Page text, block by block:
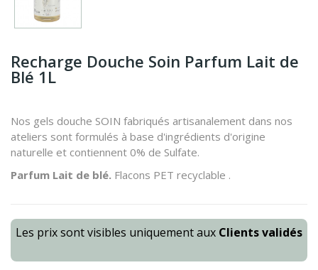
Recharge Douche Soin Parfum Lait de
Blé 1L
Nos gels douche SOIN fabriqués artisanalement dans nos
ateliers sont formulés à base d'ingrédients d'origine
naturelle et contiennent 0% de Sulfate.
Parfum Lait de blé. Flacons PET recyclable .
Les prix sont visibles uniquement aux Clients validés